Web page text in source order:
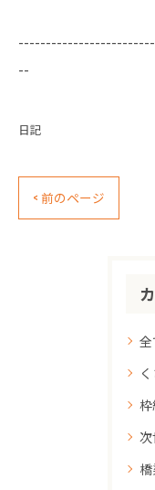
--
日記
< 前のページ